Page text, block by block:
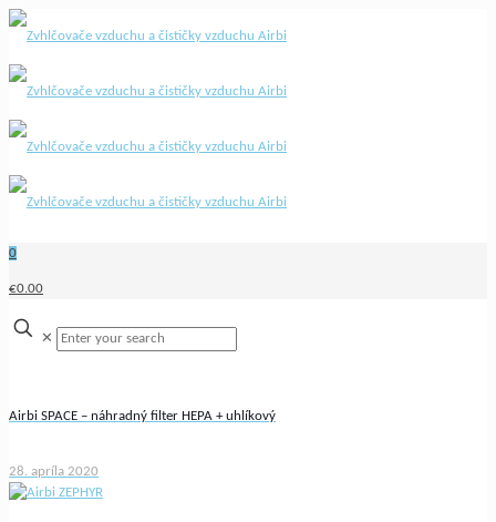
0
€0.00
✕
Airbi SPACE – náhradný filter HEPA + uhlíkový
28. apríla 2020